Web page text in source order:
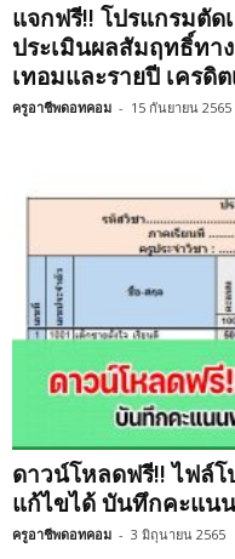
แจกฟรี!! โปรแกรมตัด
ประเมินผลสัมฤทธิ์ทา
เทอมและรายปี เครดิ
ครูอาชีพดอทคอม - 15 กันยายน 2565
ดาวน์โหลดฟรี!! ไฟล์
แก้ไขได้ บันทึกคะแน
ครูอาชีพดอทคอม - 3 มิถุนายน 2565